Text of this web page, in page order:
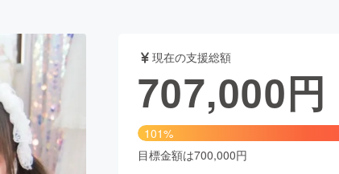
舞台・パフォーマンス
ファッション
現在の支援総額
707,000円
101%
目標金額は700,000円